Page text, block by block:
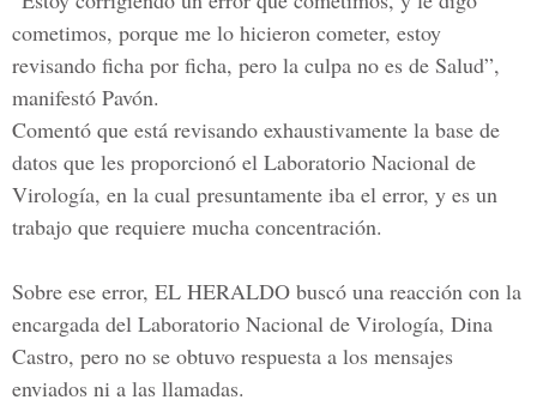
cometimos, porque me lo hicieron cometer, estoy
revisando ficha por ficha, pero la culpa no es de Salud”,
manifestó Pavón.
Comentó que está revisando exhaustivamente la base de
datos que les proporcionó el Laboratorio Nacional de
Virología, en la cual presuntamente iba el error, y es un
trabajo que requiere mucha concentración.
Sobre ese error, EL HERALDO buscó una reacción con la
encargada del Laboratorio Nacional de Virología, Dina
Castro, pero no se obtuvo respuesta a los mensajes
enviados ni a las llamadas.